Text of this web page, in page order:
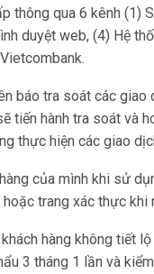
thông qua 6 kênh (1)
duyệt web, (4) Hệ
báo tra soát các
tiến hành tra soát và
thực hiện các giao
của mình khi sử
trang xác thực khi
hàng không tiết
3 tháng 1 lần và